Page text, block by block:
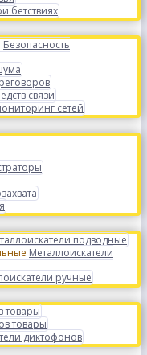
бетствиях
Безопасность
связи
сетей
подводные
Металлоискатели
ручные
товары
товары
диктофонов